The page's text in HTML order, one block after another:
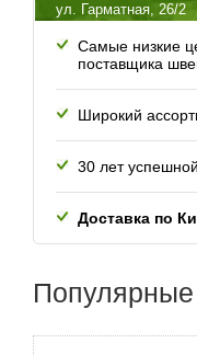
ул. Гарматная, 26/2
Самые низкие
поставщика
Широкий
30 лет
Доставка по
Популярные